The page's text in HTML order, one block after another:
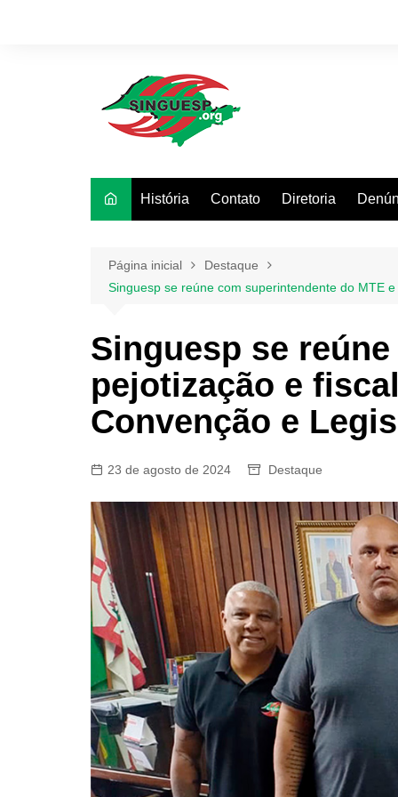
História Contato Diretoria
Página inicial
Destaque
Singuesp se reúne com superintendente do MTE
Singuesp se
pejotização e
Convenção e
23 de agosto de 2024 Destaque